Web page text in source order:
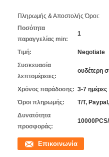
Πληρωμής & Αποστολής Όροι:
Ποσότητα
παραγγελίας min:
1
Τιμή:
Negotiate
Συσκευασία
λεπτομέρειες:
ουδέτερη
Χρόνος παράδοσης: 3-7 ημέρες
Όροι πληρωμής:
T/T,
Δυνατότητα
προσφοράς:
Επικοινωνία